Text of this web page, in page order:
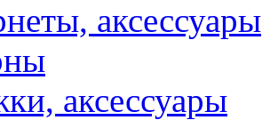
аксессуары
аксессуары